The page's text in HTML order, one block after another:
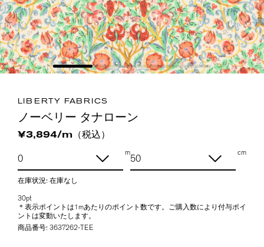
LIBERTY FABRICS
ノーベリー タナローン
¥3,894/m（税込）
m cm
在庫状況: 在庫なし
30pt
＊表示ポイントは1mあたりのポイント数です。ご購入数により付与ポイ
ントは変動いたします。
商品番号: 3637262-TEE